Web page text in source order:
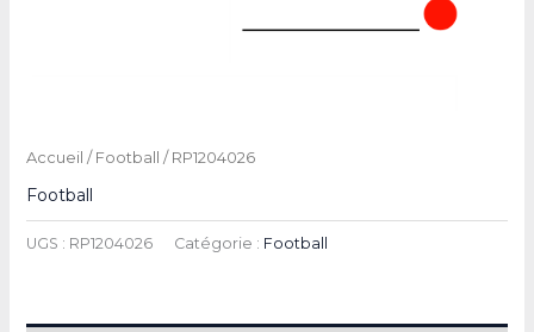
Accueil / Football / RP1204026
Football
UGS : RP1204026 Catégorie : Football